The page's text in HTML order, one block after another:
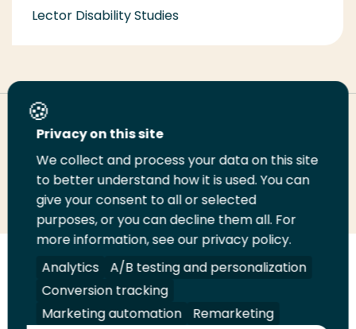
Lector Disability Studies
Deel deze pagina
Deel
LinkedIn
Deel
op
Twitter
Deel
op
Facebook
Email
deze
pagina
Print
deze
pagina
Volg
ons
op
Volg
ons
op
Volg
ons
op
Volg
ons
op
Juridisch Security A-Z Index
Contact
Privacy on this site
We collect and process your data on this site
to better understand how it is used. You can
give your consent to all or selected
purposes, or you can decline them all. For
more information, see our privacy policy.
Analytics
A/B testing and personalization
Conversion tracking
Marketing automation
Remarketing